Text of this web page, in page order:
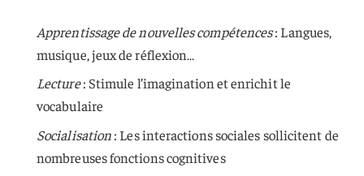
Apprentissage de nouvelles compétences: Langues,
musique, jeux de réflexion…
Lecture: Stimule l’imagination et enrichit le
vocabulaire
Socialisation: Les interactions sociales sollicitent de
nombreuses fonctions cognitives